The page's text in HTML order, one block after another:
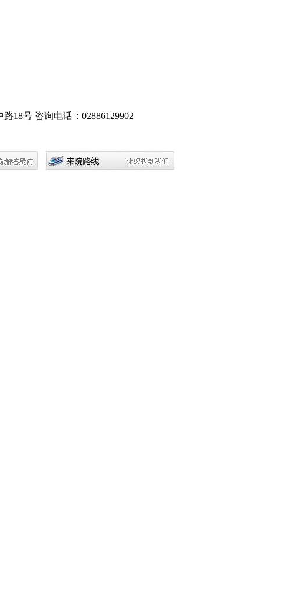
路18号 咨询电话：02886129902